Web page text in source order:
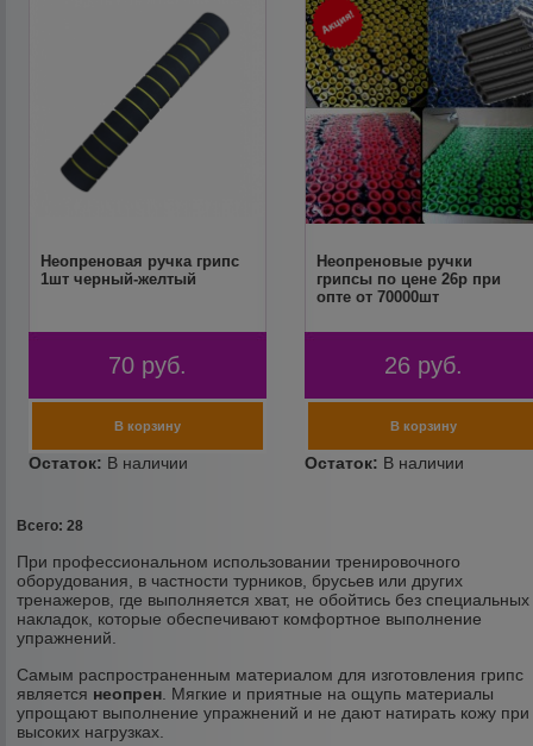
Неопреновая ручка грипс
1шт черный-желтый
70 руб.
Неопреновые ручки
грипсы по цене 26р при
опте от 70000шт
26 руб.
Всего: 28
При профессиональном использовании тренировочного
оборудования, в частности турников, брусьев или других
тренажеров, где выполняется хват, не обойтись без специальных
накладок, которые обеспечивают комфортное выполнение
упражнений.
Самым распространенным материалом для изготовления грипс
является неопрен . Мягкие и приятные на ощупь материалы
упрощают выполнение упражнений и не дают натирать кожу при
высоких нагрузках.